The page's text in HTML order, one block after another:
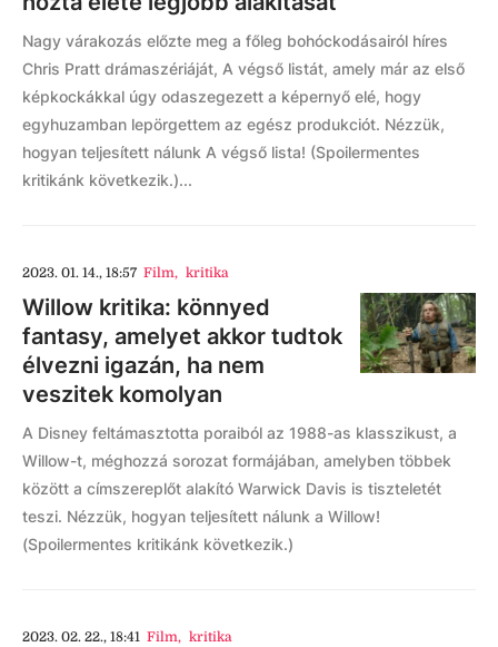
Nagy várakozás előzte meg a főleg bohóckodásairól híres
Chris Pratt drámaszériáját, A végső listát, amely már az első
képkockákkal úgy odaszegezett a képernyő elé, hogy
egyhuzamban lepörgettem az egész produkciót. Nézzük,
hogyan teljesített nálunk A végső lista! (Spoilermentes
kritikánk következik.)...
2023. 01. 14., 18:57 Film, kritika
Willow kritika: könnyed
fantasy, amelyet akkor tudtok
élvezni igazán, ha nem
veszitek komolyan
A Disney feltámasztotta poraiból az 1988-as klasszikust, a
Willow-t, méghozzá sorozat formájában, amelyben többek
között a címszereplőt alakító Warwick Davis is tiszteletét
teszi. Nézzük, hogyan teljesített nálunk a Willow!
(Spoilermentes kritikánk következik.)
2023. 02. 22., 18:41 Film, kritika